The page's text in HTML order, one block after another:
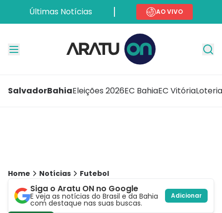
Últimas Notícias AO VIVO
SalvadorBahiaEleições 2026EC BahiaEC Vitória
Home Notícias Futebol
Siga o Aratu ON no Google
E veja as notícias do Brasil e da Bahia
com destaque nas suas buscas.
Adicionar